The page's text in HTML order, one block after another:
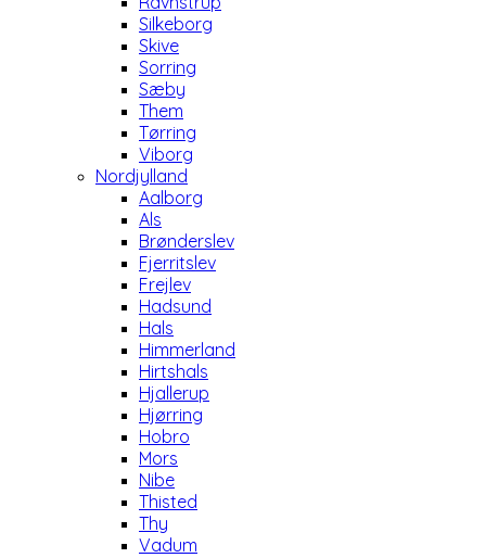
Silkeborg
Skive
Sorring
Sæby
Them
Tørring
Viborg
Nordjylland
Aalborg
Als
Brønderslev
Fjerritslev
Frejlev
Hadsund
Hals
Himmerland
Hirtshals
Hjallerup
Hjørring
Hobro
Mors
Nibe
Thisted
Thy
Vadum